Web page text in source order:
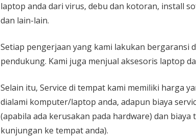
laptop anda dari virus, debu dan kotoran, install
dan lain-lain.
Setiap pengerjaan yang kami lakukan bergaransi
pendukung. Kami juga menjual aksesoris laptop
Selain itu, Service di tempat kami memiliki harga
dialami komputer/laptop anda, adapun biaya
(apabila ada kerusakan pada hardware) dan
kunjungan ke tempat anda).